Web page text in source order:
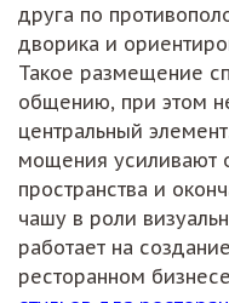
друга по
дворика и
Такое размещение
общению, при этом
центральный
мощения усиливают
пространства и
чашу в роли
работает на
ресторанном